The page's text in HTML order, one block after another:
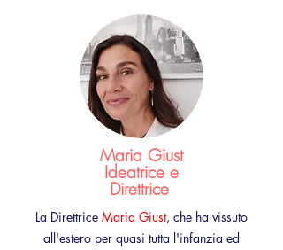
Maria Giust
Ideatrice e
Direttrice
La Direttrice Maria Giust, che ha vissuto
all'estero per quasi tutta l'infanzia ed